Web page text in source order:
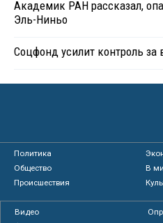
Академик РАН рассказал,
Эль-Ниньо
Соцфонд усилит контроль
Политика
Общество
В
Происшествия
Видео